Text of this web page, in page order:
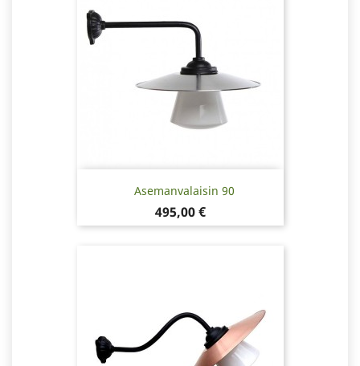
Asemanvalaisin 90
Hinta
495,00 €